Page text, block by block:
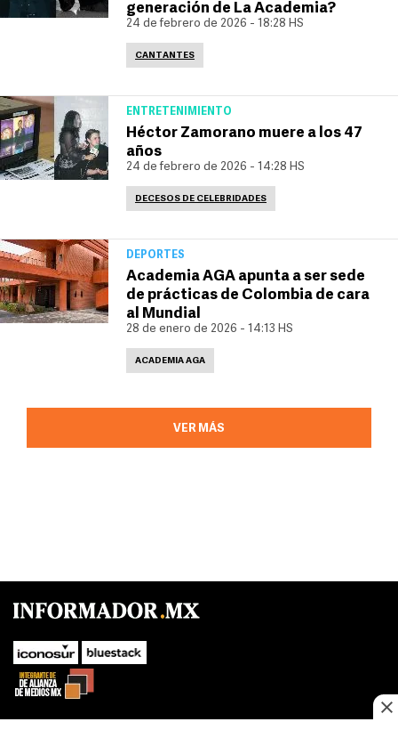
generación de La Academia?
24 de febrero de 2026 - 18:28 HS
CANTANTES
ENTRETENIMIENTO
Héctor Zamorano muere a los 47
años
24 de febrero de 2026 - 14:28 HS
DECESOS DE CELEBRIDADES
DEPORTES
Academia AGA apunta a ser sede
de prácticas de Colombia de cara
al Mundial
28 de enero de 2026 - 14:13 HS
ACADEMIA AGA
VER MÁS